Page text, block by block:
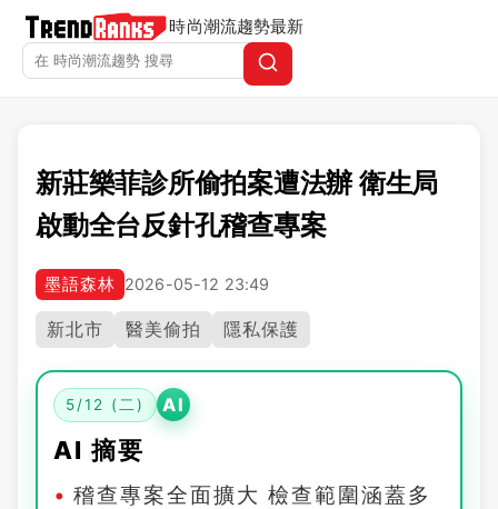
時尚潮流趨勢最新
新莊樂菲診所偷拍案遭法辦 衛生局
啟動全台反針孔稽查專案
墨語森林 2026-05-12 23:49
新北市 醫美偷拍 隱私保護
5/12 (二) AI
AI 摘要
稽查專案全面擴大 檢查範圍涵蓋多